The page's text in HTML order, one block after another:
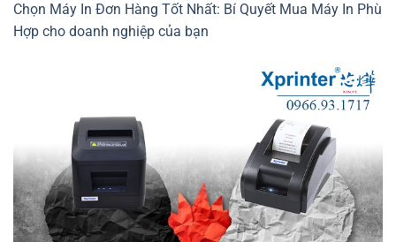
Chọn Máy In Đơn Hàng Tốt Nhất: Bí Quyết Mua Máy In Phù
Hợp cho doanh nghiệp của bạn